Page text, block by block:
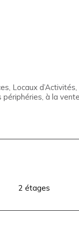
Locaux
à la
2 étages